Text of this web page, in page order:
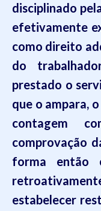
disciplinado
efetivamente
como direito
do
prestado o
que o ampara,
contagem
comprovação
forma então
estabelecer